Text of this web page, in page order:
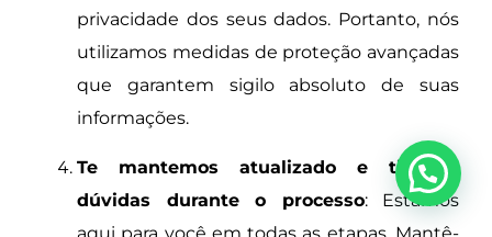
privacidade dos seus dados. Portanto, nós
utilizamos medidas de proteção avançadas
que garantem sigilo absoluto de suas
informações.
Te mantemos atualizado e tiramos
dúvidas durante o processo: Estamos
aqui para você em todas as etapas. Mantê-